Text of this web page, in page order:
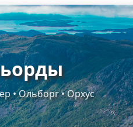
• Ольборг • Орхус